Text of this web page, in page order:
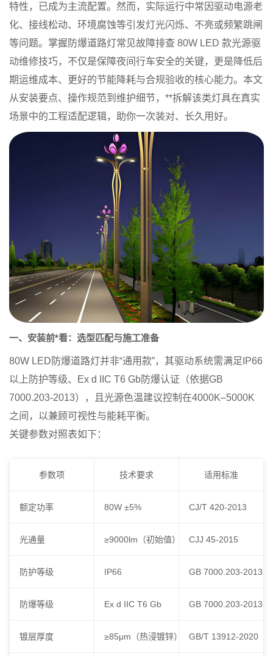
特性，已成为主流配置。然而，实际运行中常因驱动电源老
化、接线松动、环境腐蚀等引发灯光闪烁、不亮或频繁跳闸
等问题。掌握 防爆道路灯常见故障排查 80W LED 款光源驱
动维修技巧 ，不仅是保障夜间行车安全的关键，更是降低后
期运维成本、更好的节能降耗与合规验收的核心能力。本文
从安装要点、操作规范到维护细节，**拆解该类灯具在真实
场景中的工程适配逻辑，助你一次装对、长久用好。
一、安装前*看：选型匹配与施工准备
80W LED防爆道路灯并非“通用款”，其驱动系统需满足IP66
以上防护等级、Ex d IIC T6 Gb防爆认证（依据GB
7000.203-2013），且光源色温建议控制在4000K–5000K
之间，以兼顾可视性与能耗平衡。
关键参数对照表如下 ：
参数项 技术要求 适用标准
额定功率 80W ±5% CJ/T 420-2013
光通量 ≥9000lm（初始值） CJJ 45-2015
防护等级 IP66 GB 7000.203-2013
防爆等级 Ex d IIC T6 Gb GB 7000.203-2013
镀层厚度 ≥85μm（热浸镀锌） GB/T 13912-2020